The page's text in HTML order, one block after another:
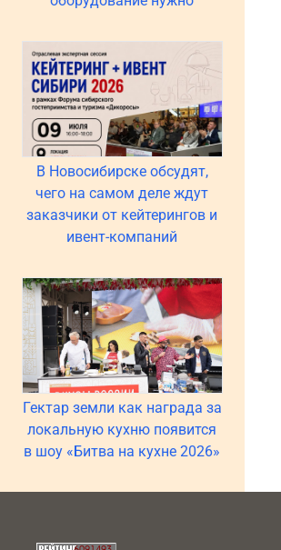
В Новосибирске обсудят,
чего на самом деле ждут
заказчики от кейтерингов и
ивент-компаний
Гектар земли как награда за
локальную кухню появится
в шоу «Битва на кухне 2026»